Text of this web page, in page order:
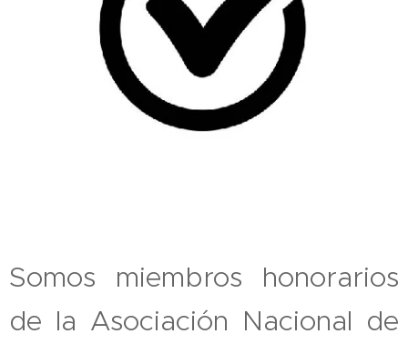
Somos miembros honorarios
de la Asociación Nacional de